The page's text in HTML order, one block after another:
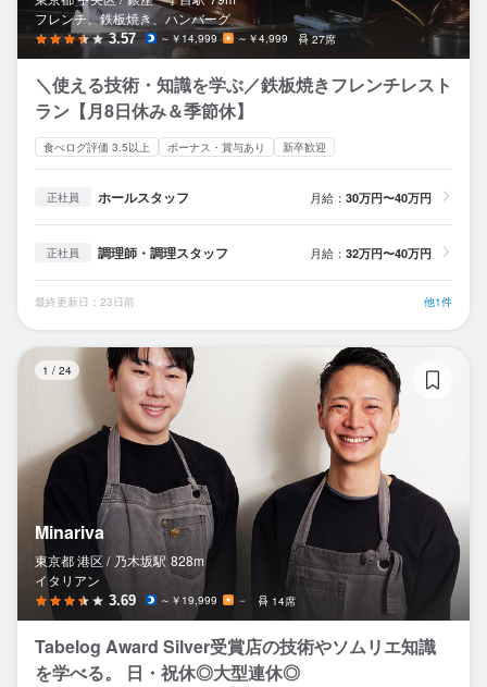
フレンチ、鉄板焼き、ハンバーグ
3.57 ～￥14,999 ～￥4,999 27席
＼使える技術・知識を学ぶ／鉄板焼きフレンチレスト
ラン【月8日休み＆季節休】
食べログ評価 3.5以上 ボーナス・賞与あり 新卒歓迎
正社員 ホールスタッフ 月給： 30万円〜40万円
正社員 調理師・調理スタッフ 月給： 32万円〜40万円
最終更新日：23日前 他1件
1 / 24
Minariva
東京都 港区 / 乃木坂駅 828m
イタリアン
3.69 ～￥19,999 － 14席
Tabelog Award Silver受賞店の技術やソムリエ知識
を学べる。 日・祝休◎大型連休◎